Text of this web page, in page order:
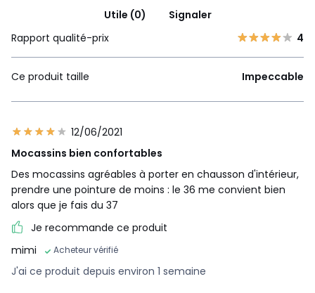
Utile (0)
Signaler
Rapport qualité-prix
4
Ce produit taille Impeccable
12/06/2021
Mocassins bien confortables
Des mocassins agréables à porter en chausson d'intérieur,
prendre une pointure de moins : le 36 me convient bien
alors que je fais du 37
Je recommande ce produit
mimi
Acheteur vérifié
J'ai ce produit depuis environ 1 semaine